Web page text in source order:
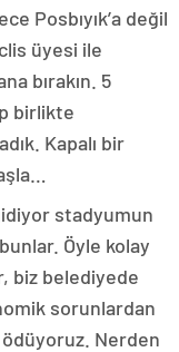
Posbıyık’a değil
üyesi ile
bırakın. 5
birlikte
Kapalı bir
stadyumun
Öyle kolay
biz belediyede
sorunlardan
ödüyoruz. Nerden